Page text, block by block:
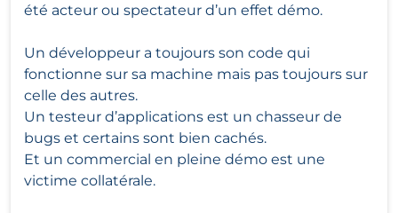
été acteur ou spectateur d’un effet démo.
Un développeur a toujours son code qui
fonctionne sur sa machine mais pas toujours sur
celle des autres.
Un testeur d’applications est un chasseur de
bugs et certains sont bien cachés.
Et un commercial en pleine démo est une
victime collatérale.